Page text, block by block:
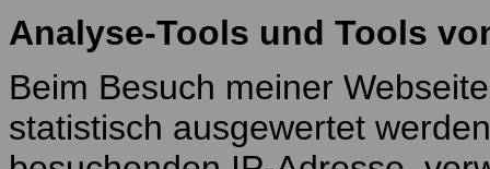
Analyse-Tools und Tools
Beim Besuch meiner
statistisch ausgewertet